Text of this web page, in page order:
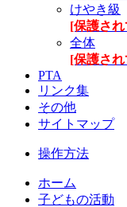
けやき級
[保護さ
全体
[保護さ
PTA
リンク集
その他
サイトマップ
操作方法
ホーム
子どもの活動